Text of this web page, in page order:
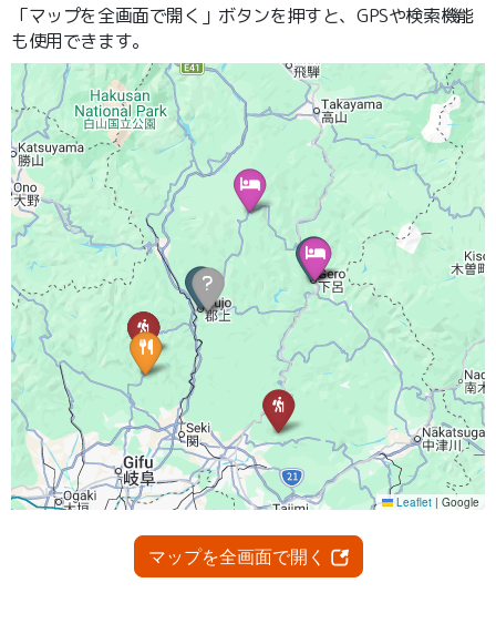
「マップを全画面で開く」ボタンを押すと、GPSや検索機能
も使用できます。
マップを全画面で開く